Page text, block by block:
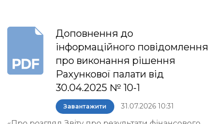
Доповнення до
інформаційного повідомлення
про виконання рішення
Рахункової палати від
30.04.2025 № 10-1
Завантажити 31.07.2026 10:31